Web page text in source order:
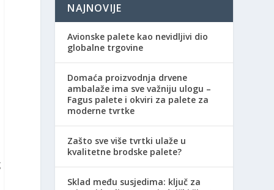
NAJNOVIJE
Avionske palete kao nevidljivi dio
globalne trgovine
Domaća proizvodnja drvene
ambalaže ima sve važniju ulogu –
Fagus palete i okviri za palete za
moderne tvrtke
Zašto sve više tvrtki ulaže u
kvalitetne brodske palete?
Sklad među susjedima: ključ za